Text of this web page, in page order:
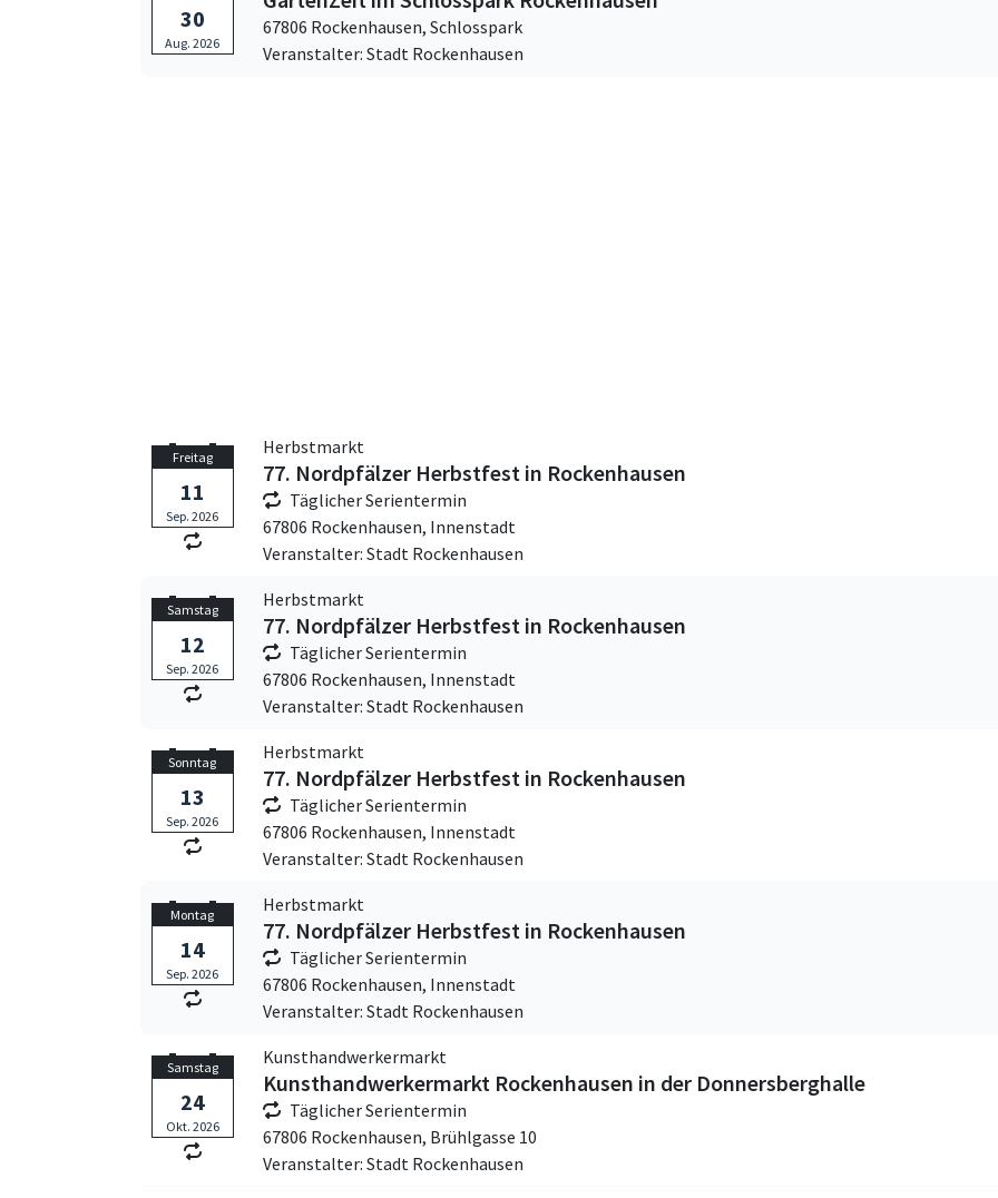
30
Aug. 2026
67806 Rockenhausen, Schlosspark
Veranstalter: Stadt Rockenhausen
Freitag
11
Sep. 2026
Herbstmarkt
77. Nordpfälzer Herbstfest in Rockenhausen
Täglicher Serientermin
67806 Rockenhausen, Innenstadt
Veranstalter: Stadt Rockenhausen
Samstag
12
Sep. 2026
Herbstmarkt
77. Nordpfälzer Herbstfest in Rockenhausen
Täglicher Serientermin
67806 Rockenhausen, Innenstadt
Veranstalter: Stadt Rockenhausen
Sonntag
13
Sep. 2026
Herbstmarkt
77. Nordpfälzer Herbstfest in Rockenhausen
Täglicher Serientermin
67806 Rockenhausen, Innenstadt
Veranstalter: Stadt Rockenhausen
Montag
14
Sep. 2026
Herbstmarkt
77. Nordpfälzer Herbstfest in Rockenhausen
Täglicher Serientermin
67806 Rockenhausen, Innenstadt
Veranstalter: Stadt Rockenhausen
Samstag
24
Okt. 2026
Kunsthandwerkermarkt
Kunsthandwerkermarkt Rockenhausen in der Donnersberghalle
Täglicher Serientermin
67806 Rockenhausen, Brühlgasse 10
Veranstalter: Stadt Rockenhausen